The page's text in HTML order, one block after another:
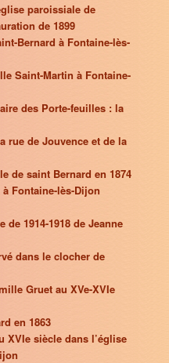
paroissiale de
de 1899
Bernard à Fontaine-lès-
Saint-Martin à Fontaine-
des Porte-feuilles : la
rue de Jouvence et de la
de saint Bernard en 1874
à Fontaine-lès-Dijon
1914-1918 de Jeanne
dans le clocher de
Gruet au XVe-XVIe
en 1863
XVIe siècle dans l’église